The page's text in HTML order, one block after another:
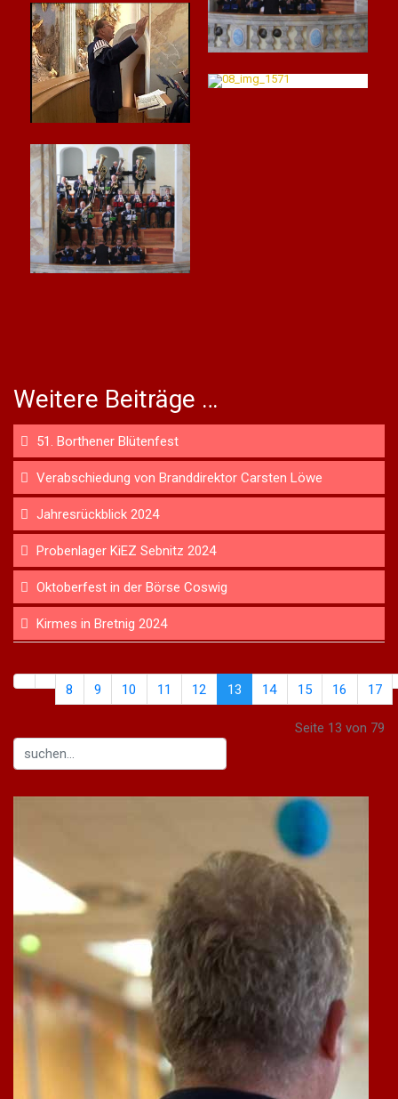
Weitere Beiträge …
51. Borthener Blütenfest
Verabschiedung von Branddirektor Carsten Löwe
Jahresrückblick 2024
Probenlager KiEZ Sebnitz 2024
Oktoberfest in der Börse Coswig
Kirmes in Bretnig 2024
8 9 10 11 12 13 14 15 16 17
Seite 13 von 79